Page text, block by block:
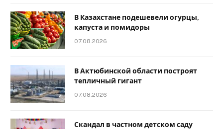
В Казахстане подешевели огурцы,
капуста и помидоры
07.08.2026
В Актюбинской области построят
тепличный гигант
07.08.2026
Скандал в частном детском саду